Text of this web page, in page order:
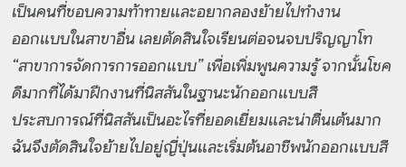
เป็นคนที่ชอบความท้าทายและอยากลองย้ายไปทำงาน
ออกแบบในสาขาอื่น เลยตัดสินใจเรียนต่อจนจบปริญญาโท
“สาขาการจัดการการออกแบบ” เพื่อเพิ่มพูนความรู้ จากนั้นโชค
ดีมากที่ได้มาฝึกงานที่นิสสันในฐานะนักออกแบบสี
ประสบการณ์ที่นิสสันเป็นอะไรที่ยอดเยี่ยมและน่าตื่นเต้นมาก
ฉันจึงตัดสินใจย้ายไปอยู่ญี่ปุ่นและเริ่มต้นอาชีพนักออกแบบสี